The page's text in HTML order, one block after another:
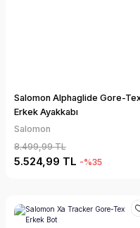
Salomon Alphaglide Gore-
Erkek Ayakkabı
Salomon
8.499,99 TL
5.524,99 TL -%35